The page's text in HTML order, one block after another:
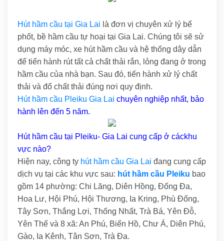
Hút hầm cầu tại Gia Lai là đơn vị chuyên xử lý bể
phốt, bề hầm cầu tự hoại tại Gia Lai. Chúng tôi sẽ sử
dụng máy móc, xe hút hầm cầu và hệ thống dây dẫn
để tiến hành rút tất cả chất thải rắn, lỏng đang ở trong
hầm cầu của nhà bạn. Sau đó, tiến hành xử lý chất
thải và đổ chất thải đúng nơi quy định.
Hút hầm cầu Pleiku Gia Lai chuyên nghiệp nhất, bảo
hành lên đến 5 năm.
Hút hầm cầu tại Pleiku- Gia Lai cung cấp ở cáckhu
vực nào?
Hiện nay, công ty hút hầm cầu Gia Lai đang cung cấp
dịch vụ tại các khu vực sau: hút hầm cầu Pleiku bao
gồm 14 phường: Chi Lăng, Diên Hồng, Đống Đa,
Hoa Lư, Hội Phú, Hội Thương, Ia Kring, Phù Đổng,
Tây Sơn, Thắng Lợi, Thống Nhất, Trà Bá, Yên Đỗ,
Yên Thế và 8 xã: An Phú, Biển Hồ, Chư Á, Diên Phú,
Gào, Ia Kênh, Tân Sơn, Trà Đa.